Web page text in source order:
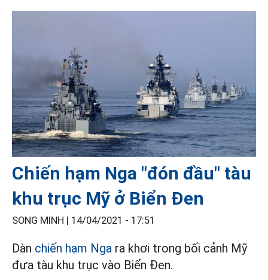
Chiến hạm Nga "đón đầu" tàu
khu trục Mỹ ở Biển Đen
SONG MINH | 14/04/2021 - 17:51
Dàn chiến hạm Nga ra khơi trong bối cảnh Mỹ
đưa tàu khu trục vào Biển Đen.